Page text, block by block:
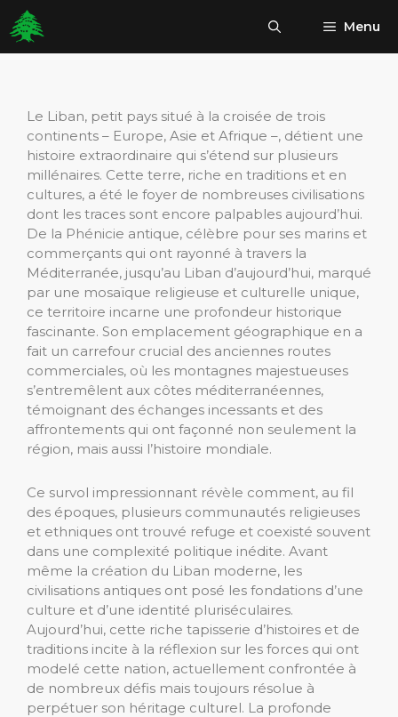
Aller
au
contenu
Menu
Le Liban, petit pays situé à la croisée de trois
continents – Europe, Asie et Afrique –, détient une
histoire extraordinaire qui s’étend sur plusieurs
millénaires. Cette terre, riche en traditions et en
cultures, a été le foyer de nombreuses civilisations
dont les traces sont encore palpables aujourd’hui.
De la Phénicie antique, célèbre pour ses marins et
commerçants qui ont rayonné à travers la
Méditerranée, jusqu’au Liban d’aujourd’hui, marqué
par une mosaïque religieuse et culturelle unique,
ce territoire incarne une profondeur historique
fascinante. Son emplacement géographique en a
fait un carrefour crucial des anciennes routes
commerciales, où les montagnes majestueuses
s’entremêlent aux côtes méditerranéennes,
témoignant des échanges incessants et des
affrontements qui ont façonné non seulement la
région, mais aussi l’histoire mondiale.
Ce survol impressionnant révèle comment, au fil
des époques, plusieurs communautés religieuses
et ethniques ont trouvé refuge et coexisté souvent
dans une complexité politique inédite. Avant
même la création du Liban moderne, les
civilisations antiques ont posé les fondations d’une
culture et d’une identité pluriséculaires.
Aujourd’hui, cette riche tapisserie d’histoires et de
traditions incite à la réflexion sur les forces qui ont
modelé cette nation, actuellement confrontée à
de nombreux défis mais toujours résolue à
perpétuer son héritage culturel. La profonde